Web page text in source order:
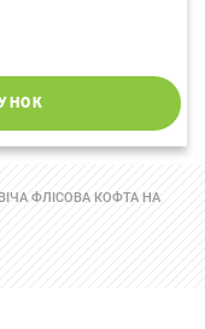
ФЛІСОВА КОФТА НА